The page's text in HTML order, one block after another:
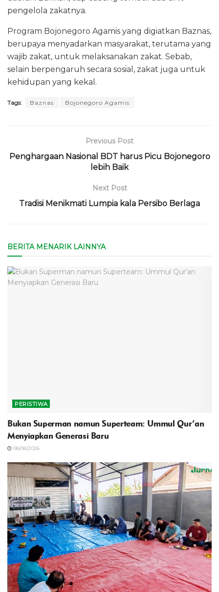
pengelola zakatnya.
Program Bojonegoro Agamis yang digiatkan Baznas,
berupaya menyadarkan masyarakat, terutama yang
wajib zakat, untuk melaksanakan zakat. Sebab,
selain berpengaruh secara sosial, zakat juga untuk
kehidupan yang kekal.
Tags: Baznas Bojonegoro Agamis
Previous Post
Penghargaan Nasional BDT harus Picu Bojonegoro
lebih Baik
Next Post
Tradisi Menikmati Lumpia kala Persibo Berlaga
BERITA MENARIK LAINNYA
PERISTIWA
Bukan Superman namun Superteam: Ummul Qur’an
Menyiapkan Generasi Baru
08/08/2026